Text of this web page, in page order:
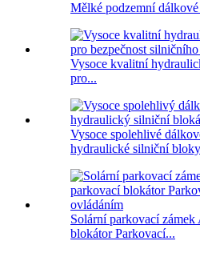
Mělké podzemní
Vysoce kvalitní
pro...
Vysoce spolehlivé
hydraulické silniční
Solární parkovací
blokátor Parkovací...